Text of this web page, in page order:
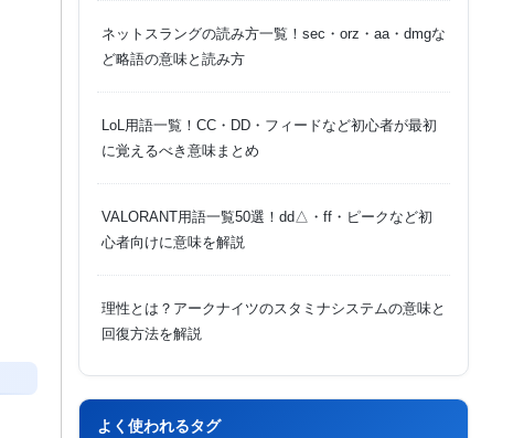
ネットスラングの読み方一覧！sec・orz・aa・dmgな
ど略語の意味と読み方
LoL用語一覧！CC・DD・フィードなど初心者が最初
に覚えるべき意味まとめ
VALORANT用語一覧50選！dd△・ff・ピークなど初
心者向けに意味を解説
理性とは？アークナイツのスタミナシステムの意味と
回復方法を解説
よく使われるタグ